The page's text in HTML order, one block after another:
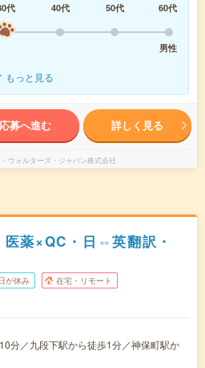
代 40代 50代
60代
男性
もっと見る
応募へ進む 詳しく見る
ウォルターズ・ジャパン株式会社
薬×QC・日⇔英翻訳・
が休み 在宅・リモート
分／九段下駅から徒歩1分／神保町駅か